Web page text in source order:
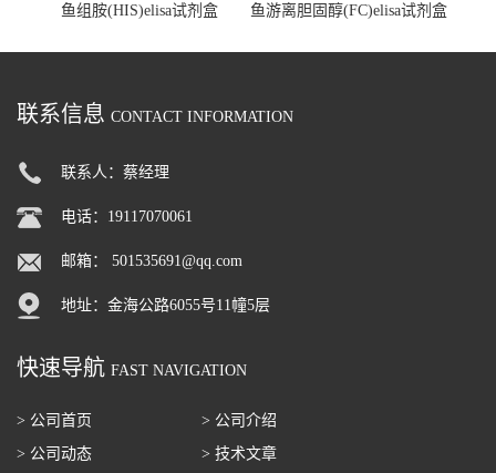
鱼组胺(HIS)elisa试剂盒 鱼游离胆固醇(FC)elisa试剂盒
联系信息 CONTACT INFORMATION
联系人：蔡经理
电话：19117070061
邮箱： 501535691@qq.com
地址：金海公路6055号11幢5层
快速导航 FAST NAVIGATION
> 公司首页
> 公司介绍
> 公司动态
> 技术文章